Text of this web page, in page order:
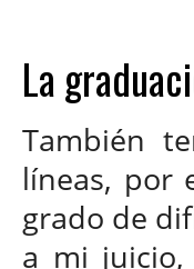
La
También
líneas, por
grado de
a mi